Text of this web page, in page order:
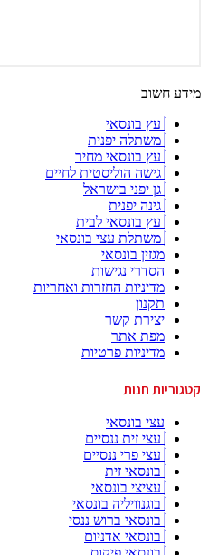
מידע חשוב
עץ בונסאי
משתלה יפנית
עץ בונסאי מחיר
גישה הוליסטית לחיים
גן יפני בישראל
גינה יפנית
עץ בונסאי לבית
משתלת עצי בונסאי
מגזין בונסאי
הסדרי נגישות
מדיניות החזרות ואחריות
תקנון
יצירת קשר
מפת אתר
מדיניות פרטיות
קטגוריות חנות
עצי בונסאי
עצי זית ננסיים
עצי פרי ננסיים
בונסאי זית
עציצי בונסאי
בוגנוויליה בונסאי
בונסאי ברוש ננסי
בונסאי אדניום